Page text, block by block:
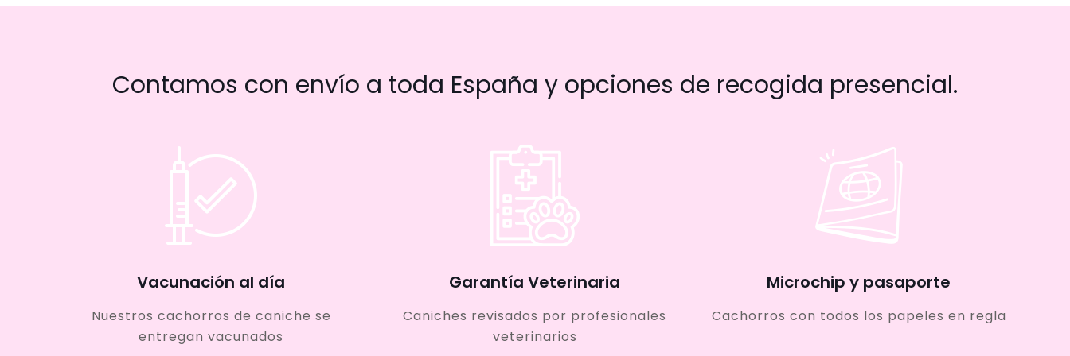
Contamos con envío a toda España y opciones de recogida presencial.
Vacunación al día
Nuestros cachorros de caniche se
entregan vacunados
Garantía Veterinaria
Caniches revisados por profesionales
veterinarios
Microchip y pasaporte
Cachorros con todos los papeles en regla